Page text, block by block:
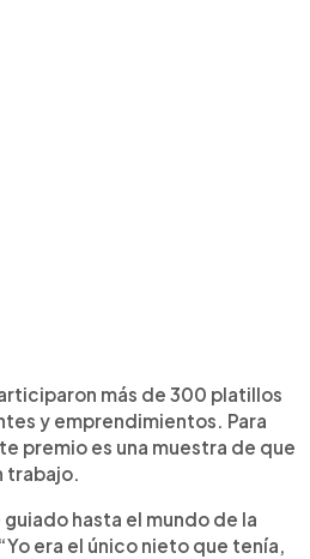
más de 300 platillos
y emprendimientos. Para
premio es una muestra de que
trabajo.
hasta el mundo de la
era el único nieto que tenía,